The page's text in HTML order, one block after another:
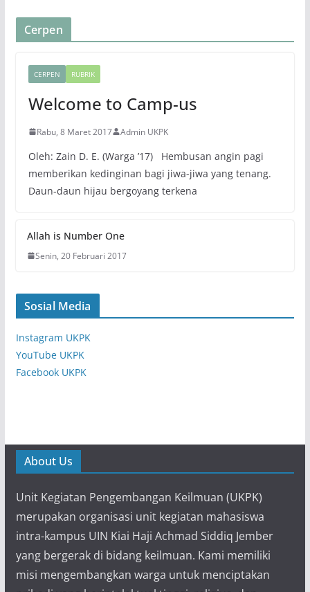
Cerpen
CERPEN RUBRIK
Welcome to Camp-us
Rabu, 8 Maret 2017 Admin UKPK
Oleh: Zain D. E. (Warga ’17) Hembusan angin pagi
memberikan kedinginan bagi jiwa-jiwa yang tenang.
Daun-daun hijau bergoyang terkena
Allah is Number One
Senin, 20 Februari 2017
Sosial Media
Instagram UKPK
YouTube UKPK
Facebook UKPK
About Us
Unit Kegiatan Pengembangan Keilmuan (UKPK)
merupakan organisasi unit kegiatan mahasiswa
intra-kampus UIN Kiai Haji Achmad Siddiq Jember
yang bergerak di bidang keilmuan. Kami memiliki
misi mengembangkan warga untuk menciptakan